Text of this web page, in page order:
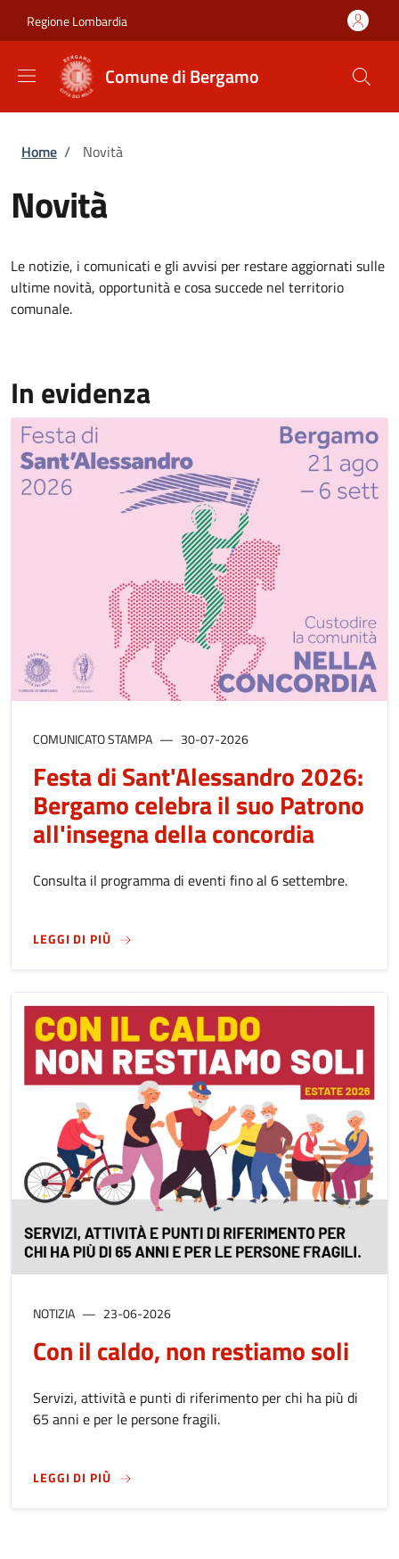
Regione Lombardia
Comune di Bergamo
Briciole di pane
Home / Novità
Novità
Le notizie, i comunicati e gli avvisi per restare aggiornati sulle
ultime novità, opportunità e cosa succede nel territorio
comunale.
In evidenza
COMUNICATO STAMPA 30-07-2026
Festa di Sant'Alessandro 2026:
Bergamo celebra il suo Patrono
all'insegna della concordia
Consulta il programma di eventi fino al 6 settembre.
LEGGI DI PIÙSUFESTA DI SANT'ALESSANDRO 2026:
NOTIZIA 23-06-2026
Con il caldo, non restiamo soli
Servizi, attività e punti di riferimento per chi ha più di
65 anni e per le persone fragili.
LEGGI DI PIÙSUCON IL CALDO, NON RESTIAMO SOLI